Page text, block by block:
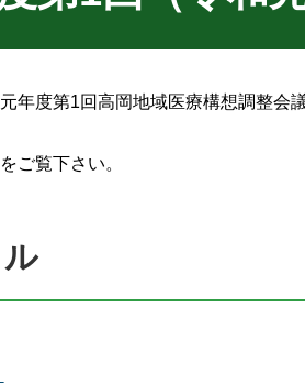
年度第1回高岡地域医療構想調整
ご覧下さい。